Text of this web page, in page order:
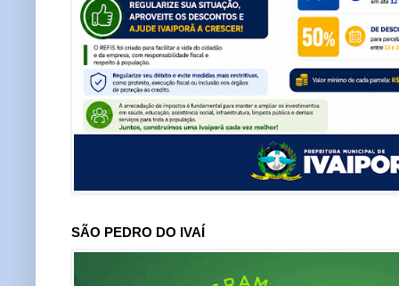
SÃO PEDRO DO IVAÍ